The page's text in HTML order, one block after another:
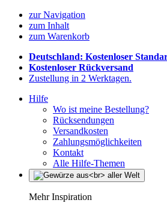
zur Navigation
zum Inhalt
zum Warenkorb
Deutschland: Kostenloser
Kostenloser Rückversand
Zustellung in 2 Werktagen.
Hilfe
Wo ist meine Bestellung?
Rücksendungen
Versandkosten
Zahlungsmöglichkeiten
Kontakt
Alle Hilfe-Themen
Mehr Inspiration